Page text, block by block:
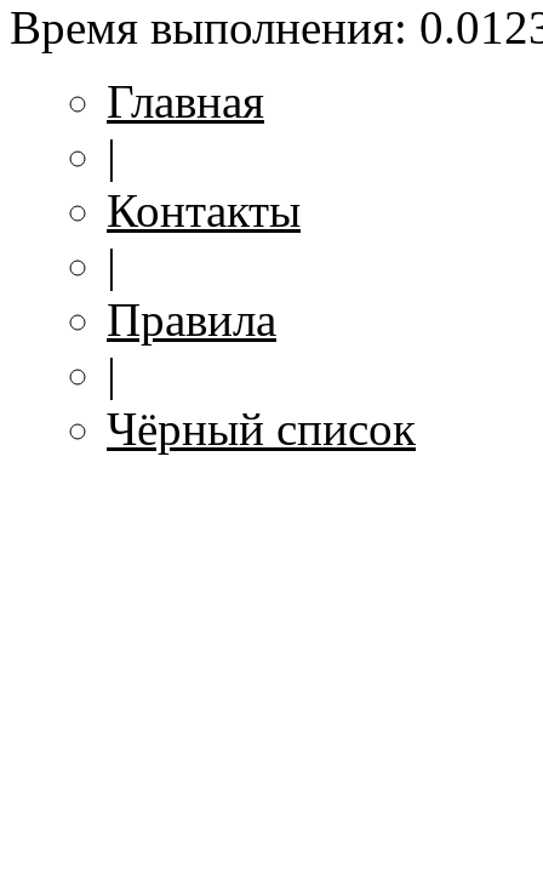
Время выполнения:
Главная
|
Контакты
|
Правила
|
Чёрный список